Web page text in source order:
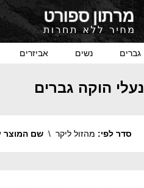
גברים נשים אביזרים
נעלי הוקה גברים
סדר לפי: מהזול ליקר \ שם המוצר